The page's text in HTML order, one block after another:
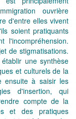
ouvrière
d'entre elles vivent
soient pratiquants
l'incompréhension.
de stigmatisations.
une synthèse
et culturels de la
ensuite à saisir les
d'insertion, qui
compte de la
et des pratiques